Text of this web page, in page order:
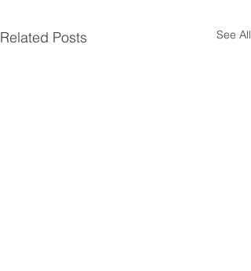
Related Posts See All